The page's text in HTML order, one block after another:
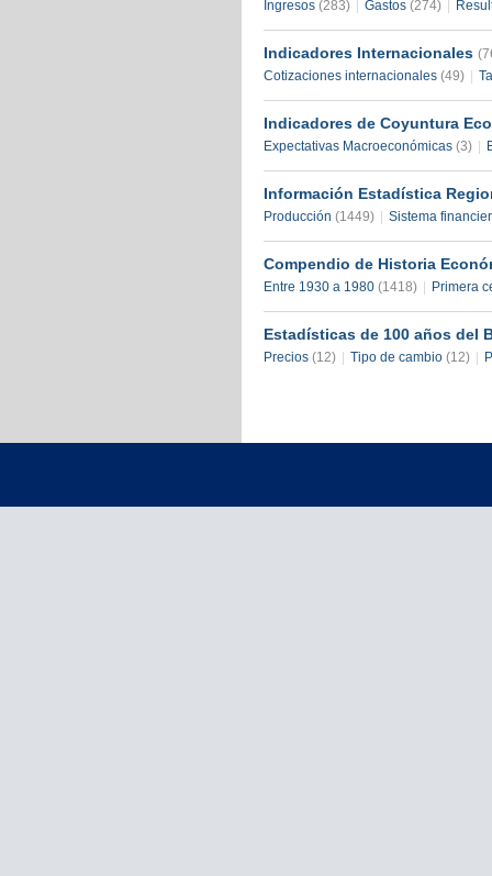
Ingresos (283) Gastos (274)
Indicadores Internacionales
Cotizaciones internacionales (49)
Indicadores de Coyuntura
Expectativas Macroeconómicas (3)
Información Estadística
Producción (1449) Sistema
Compendio de Historia
Entre 1930 a 1980 (1418) Primera
Estadísticas de 100 años del
Precios (12) Tipo de cambio (12)